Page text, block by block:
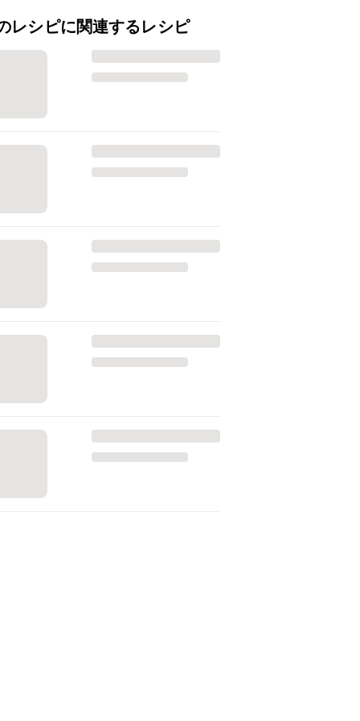
レシピに関連するレシピ